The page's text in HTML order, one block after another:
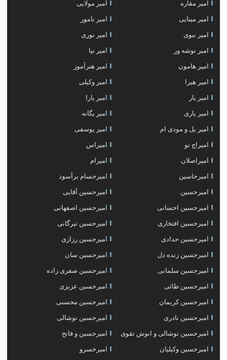
امیر مقاره امیر مولایی
امیر مینایی امیر نامور
امیر نبوی امیر نوری
امیر نوشه ور امیر نیا
امیر هامون امیر هنرآموز
امیر هیرا امیر وکیلی
امیر یار امیر یارا
امیر یاری امیر یگانه
امیر یل و مودی ام امیر یوسفی
امیراچ تو امیراس
امیراصلان امیرام
امیرحاسین امیرحسام برآسود
امیرحسین امیرحسین آقایی
امیرحسین احسانی امیرحسین اصفهانی
امیرحسین افتخاری امیرحسین تیرگانی
امیرحسین حدادی امیرحسین رزازی
امیرحسین زنده دل امیرحسین سان
امیرحسین سلمانی امیرحسین صفری زاده
امیرحسین طائی امیرحسین عزیزی
امیرحسین کریمان امیرحسین محسنی
امیرحسین نادری امیرحسین نوشالی
امیرحسین نوشالی و انوش تقوی امیرحسین و فاتح
امیرحسین وکیلیان امیرخسرو